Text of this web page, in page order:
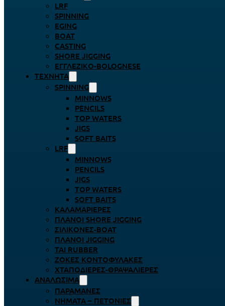
LRF
SPINNING
EGING
BOAT
CASTING
SHORE JIGGING
ΕΓΓΛΈΖΙΚΟ-BOLOGNESE
ΤΕΧΝΗΤΆ
SPINNING
MINNOWS
PENCILS
TOP WATERS
JIGS
SOFT BAITS
LRF
MINNOWS
PENCILS
JIGS
TOP WATERS
SOFT BAITS
ΚΑΛΑΜΑΡΙΈΡΕΣ
ΠΛΆΝΟΙ SHORE JIGGING
ΣΙΛΙΚΌΝΕΣ-BOAT
ΠΛΆΝΟΙ JIGGING
TAI RUBBER
ΖΌΚΕΣ ΚΟΝΤΟΦΎΛΑΚΕΣ
ΧΤΑΠΟΔΙΈΡΕΣ-ΘΡΑΨΑΛΙΈΡΕΣ
ΑΝΑΛΏΣΙΜΑ
ΠΑΡΑΜΆΝΕΣ
ΝΉΜΑΤΑ – ΠΕΤΟΝΙΈΣ